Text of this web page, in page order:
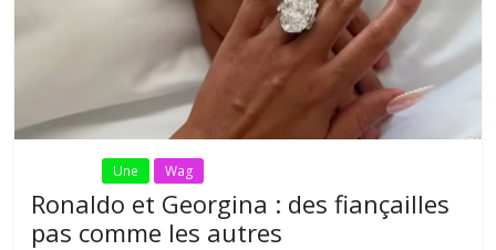
Une Wag
Ronaldo et Georgina : des fiançailles
pas comme les autres